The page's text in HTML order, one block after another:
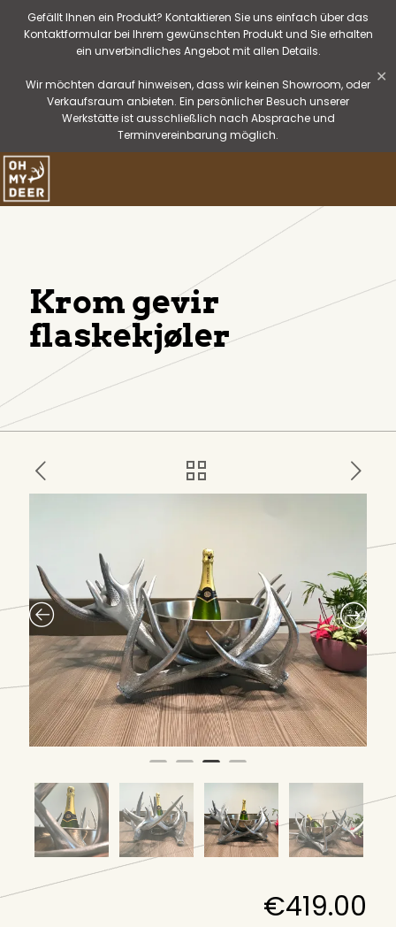
Gefällt Ihnen ein Produkt? Kontaktieren Sie uns einfach über das
Kontaktformular bei Ihrem gewünschten Produkt und Sie erhalten
ein unverbindliches Angebot mit allen Details.
Wir möchten darauf hinweisen, dass wir keinen Showroom, oder
Verkaufsraum anbieten. Ein persönlicher Besuch unserer
Werkstätte ist ausschließlich nach Absprache und
Terminvereinbarung möglich.
✕
Krom gevir
flaskekjøler
€419.00